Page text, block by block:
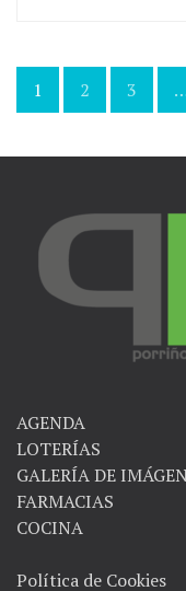
Navegación
de
1 2 3
AGENDA
LOTERÍAS
GALERÍA DE
FARMACIAS
COCINA
Política de Cookies